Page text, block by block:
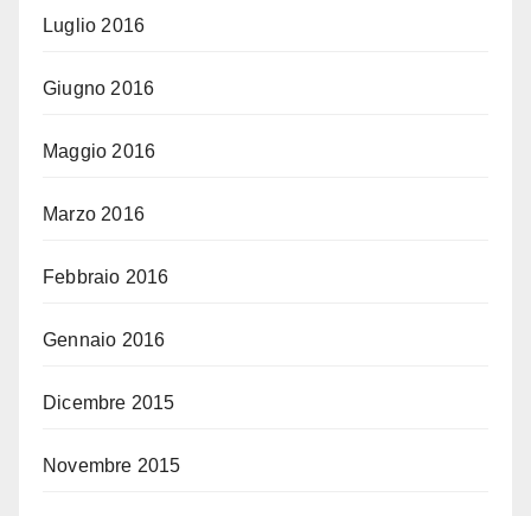
Luglio 2016
Giugno 2016
Maggio 2016
Marzo 2016
Febbraio 2016
Gennaio 2016
Dicembre 2015
Novembre 2015